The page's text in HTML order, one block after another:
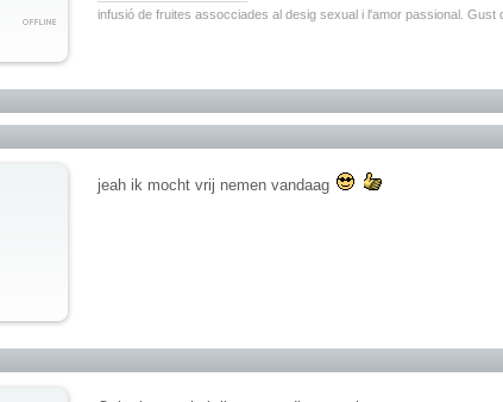
infusió de fruites assocciades al desig sexual i l'amor passional. Gust
jeah ik mocht vrij nemen vandaag